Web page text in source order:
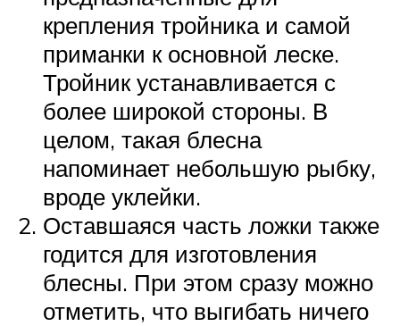
крепления тройника и самой
приманки к основной леске.
Тройник устанавливается с
более широкой стороны. В
целом, такая блесна
напоминает небольшую рыбку,
вроде уклейки.
Оставшаяся часть ложки также
годится для изготовления
блесны. При этом сразу можно
отметить, что выгибать ничего